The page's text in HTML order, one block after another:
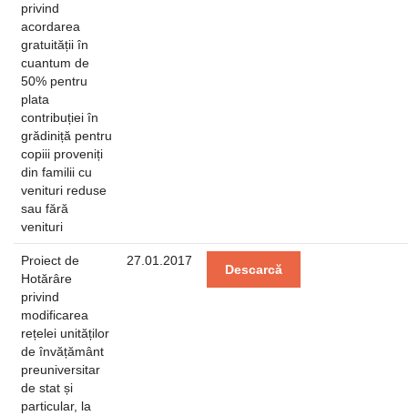
privind
acordarea
gratuității în
cuantum de
50% pentru
plata
contribuției în
grădiniță pentru
copiii proveniți
din familii cu
venituri reduse
sau fără
venituri
Proiect de
Hotărâre
privind
modificarea
rețelei unităților
de învățământ
preuniversitar
de stat și
particular, la
27.01.2017
Descarcă